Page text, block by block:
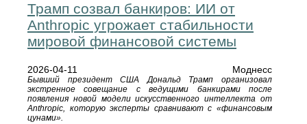
Трамп созвал банкиров: ИИ от
Anthropic угрожает стабильности
мировой финансовой системы
2026-04-11 Моднесс
Бывший президент США Дональд Трамп организовал
экстренное совещание с ведущими банкирами после
появления новой модели искусственного интеллекта от
Anthropic, которую эксперты сравнивают с «финансовым
цунами».